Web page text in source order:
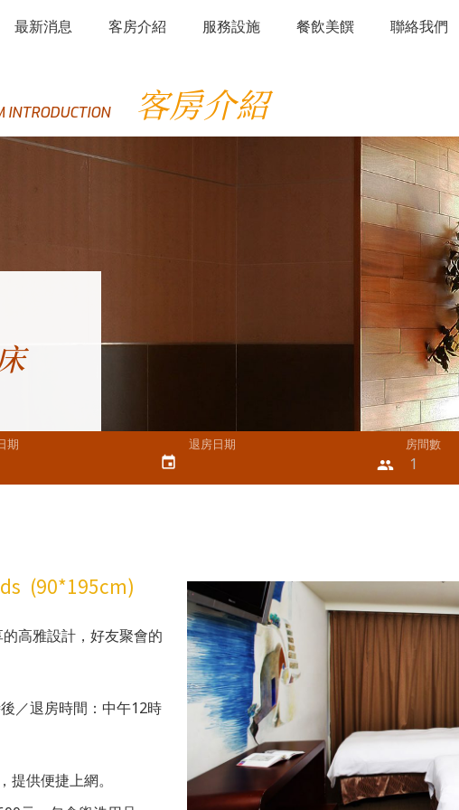
最新消息 客房介紹 服務設施 餐飲美饌 聯絡我們
INTRODUCTION 客房介紹
期 退房日期
event
房間數
people
(90*195cm)
高雅設計，好友聚會的
／退房時間：中午12時
提供便捷上網。